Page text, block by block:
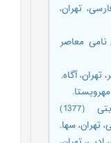
فارسی، تهران،
سخنوران نامی معاصر
کرمانشاهی، پرتو و علی‌اشرف نوبتی (1377)
سها.